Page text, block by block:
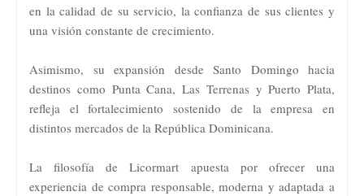
en la calidad de su servicio, la confianza de sus clientes y
una visión constante de crecimiento.
Asimismo, su expansión desde Santo Domingo hacia
destinos como Punta Cana, Las Terrenas y Puerto Plata,
refleja el fortalecimiento sostenido de la empresa en
distintos mercados de la República Dominicana.
La filosofía de Licormart apuesta por ofrecer una
experiencia de compra responsable, moderna y adaptada a